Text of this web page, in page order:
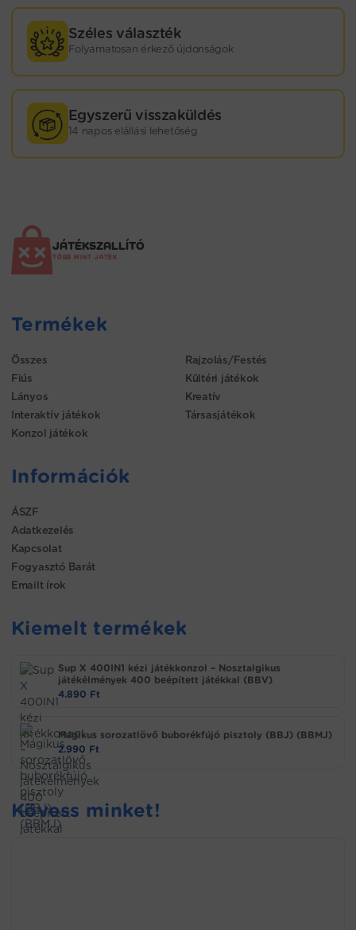
Széles választék
Folyamatosan érkező újdonságok
Egyszerű visszaküldés
14 napos elállási lehetőség
JÁTÉKSZALLÍTÓ
TÖBB MINT JÁTÉK
Termékek
Összes
Fiús
Lányos
Interaktív játékok
Konzol játékok
Rajzolás/Festés
Kültéri játékok
Kreatív
Társasjátékok
Információk
ÁSZF
Adatkezelés
Kapcsolat
Fogyasztó Barát
Emailt írok
Kiemelt termékek
Sup X 400IN1 kézi játékkonzol – Nosztalgikus
játékélmények 400 beépített játékkal (BBV)
4.890 Ft
Mágikus sorozatlövő buborékfújó pisztoly (BBJ) (BBMJ)
2.990 Ft
Kövess minket!